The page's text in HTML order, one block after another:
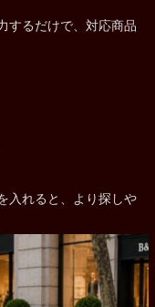
するだけで、対応商品
入れると、より探しや